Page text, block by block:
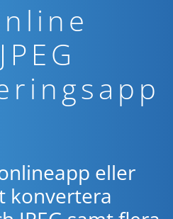
eller
konvertera